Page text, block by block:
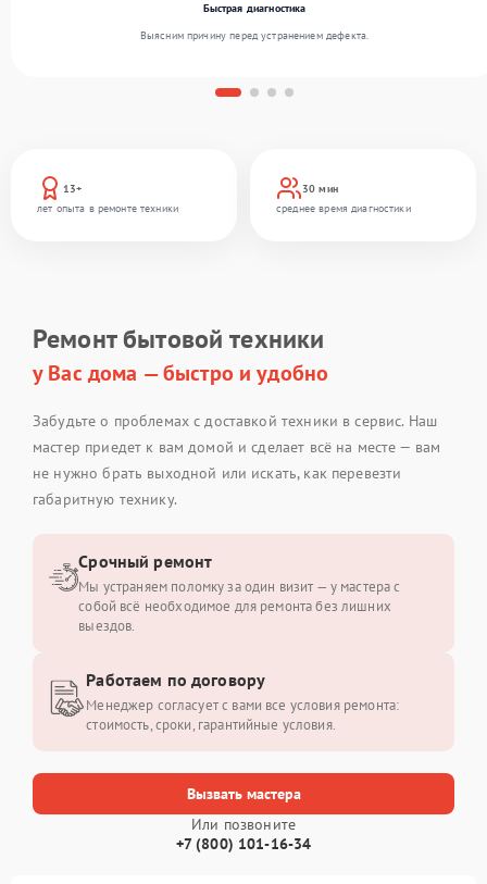
13+
лет опыта в ремонте техники
30 мин
среднее время диагностики
Быстрая диагностика
Выясним причину перед устранением дефекта.
Ремонт бытовой техники
у Вас дома — быстро и удобно
Забудьте о проблемах с доставкой техники в сервис. Наш
мастер приедет к вам домой и сделает всё на месте — вам
не нужно брать выходной или искать, как перевезти
габаритную технику.
Вызвать мастера
Или позвоните
+7 (800) 101-16-34
Срочный ремонт
Мы устраняем поломку за один визит — у мастера с
собой всё необходимое для ремонта без лишних
выездов.
Работаем по договору
Менеджер согласует с вами все условия ремонта:
стоимость, сроки, гарантийные условия.